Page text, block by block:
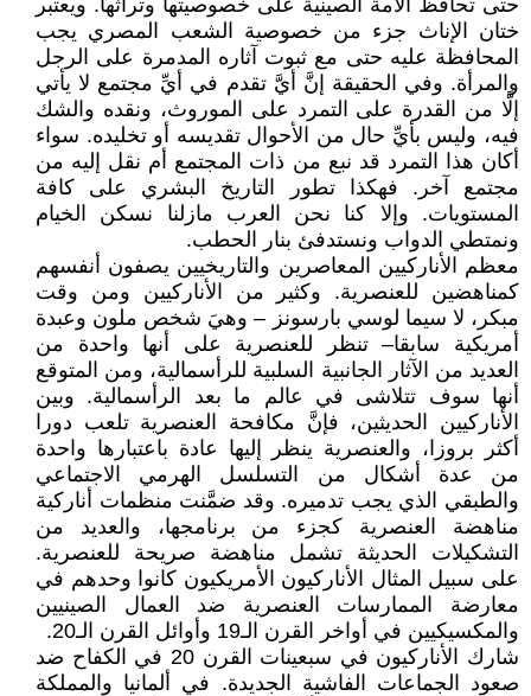
حتى تحافظ الأمة الصينية على خصوصيتها وتراثها. ويعتبر
ختان الإناث جزء من خصوصية الشعب المصري يجب
المحافظة عليه حتى مع ثبوت آثاره المدمرة على الرجل
والمرأة. وفي الحقيقة إنَّ أيَّ تقدم في أيِّ مجتمع لا يأتي
إلَّا من القدرة على التمرد على الموروث، ونقده والشك
فيه، وليس بأيِّ حال من الأحوال تقديسه أو تخليده. سواء
أكان هذا التمرد قد نبع من ذات المجتمع أم نقل إليه من
مجتمع آخر. فهكذا تطور التاريخ البشري على كافة
المستويات. وإلا كنا نحن العرب مازلنا نسكن الخيام
ونمتطي الدواب ونستدفئ بنار الحطب.
معظم الأناركيين المعاصرين والتاريخيين يصفون أنفسهم
كمناهضين للعنصرية. وكثير من الأناركيين ومن وقت
مبكر، لا سيما لوسي بارسونز – وهيَ شخص ملون وعبدة
أمريكية سابقا– تنظر للعنصرية على أنها واحدة من
العديد من الآثار الجانبية السلبية للرأسمالية، ومن المتوقع
أنها سوف تتلاشى في عالم ما بعد الرأسمالية. وبين
الأناركيين الحديثين، فإنَّ مكافحة العنصرية تلعب دورا
أكثر بروزا، والعنصرية ينظر إليها عادة باعتبارها واحدة
من عدة أشكال من التسلسل الهرمي الاجتماعي
والطبقي الذي يجب تدميره. وقد ضمَّنت منظمات أناركية
مناهضة العنصرية كجزء من برنامجها، والعديد من
التشكيلات الحديثة تشمل مناهضة صريحة للعنصرية.
على سبيل المثال الأناركيون الأمريكيون كانوا وحدهم في
معارضة الممارسات العنصرية ضد العمال الصينيين
والمكسيكيين في أواخر القرن الـ19 وأوائل القرن الـ20.
شارك الأناركيون في سبعينات القرن 20 في الكفاح ضد
صعود الجماعات الفاشية الجديدة. في ألمانيا والمملكة